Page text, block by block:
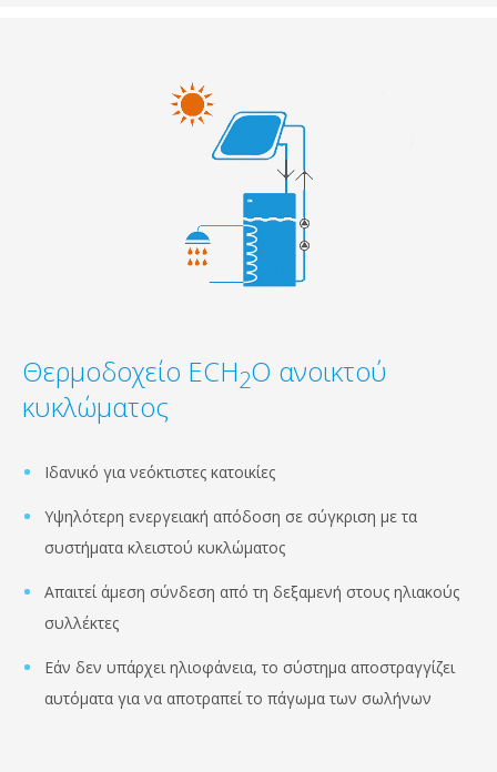
Θερμοδοχείο ECH2O ανοικτού
κυκλώματος
Ιδανικό για νεόκτιστες κατοικίες
Υψηλότερη ενεργειακή απόδοση σε σύγκριση με τα
συστήματα κλειστού κυκλώματος
Απαιτεί άμεση σύνδεση από τη δεξαμενή στους ηλιακούς
συλλέκτες
Εάν δεν υπάρχει ηλιοφάνεια, το σύστημα αποστραγγίζει
αυτόματα για να αποτραπεί το πάγωμα των σωλήνων